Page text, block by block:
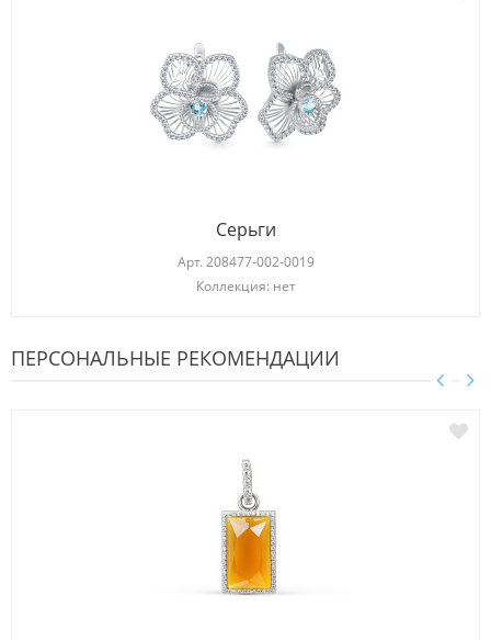
Серьги
Арт. 208477-002-0019
Коллекция: нет
ПЕРСОНАЛЬНЫЕ РЕКОМЕНДАЦИИ